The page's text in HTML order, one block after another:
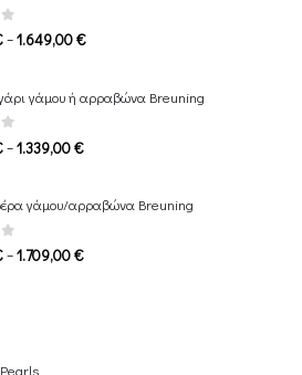
5
–1.649,00€Price
through
γάμου ή αρραβώνα Breuning
5
–1.339,00€Price
through
γάμου/αρραβώνα Breuning
5
–1.709,00€Price